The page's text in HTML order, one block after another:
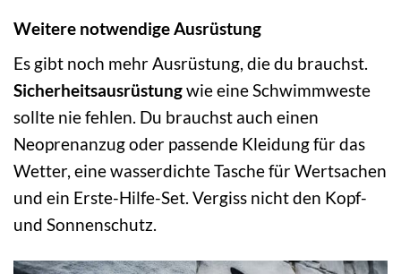
Weitere notwendige Ausrüstung
Es gibt noch mehr Ausrüstung, die du brauchst.
Sicherheitsausrüstungwie eine Schwimmweste
sollte nie fehlen. Du brauchst auch einen
Neoprenanzug oder passende Kleidung für das
Wetter, eine wasserdichte Tasche für Wertsachen
und ein Erste-Hilfe-Set. Vergiss nicht den Kopf-
und Sonnenschutz.